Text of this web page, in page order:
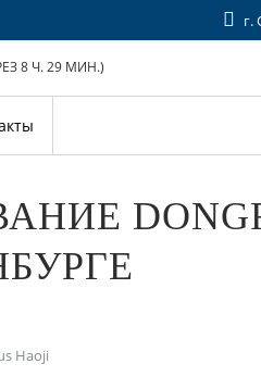
г.
8 Ч. 29 МИН.)
Haoji